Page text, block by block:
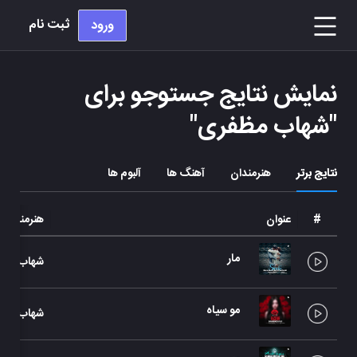
ورود ثبت نام
نمایش نتایج جستوجو برای
"شهاب مظفری"
نتایج برتر هنرمندان آهنگ ها آلبوم ها
# عنوان هنرمند
مار شهاب
مو سیاه شهاب